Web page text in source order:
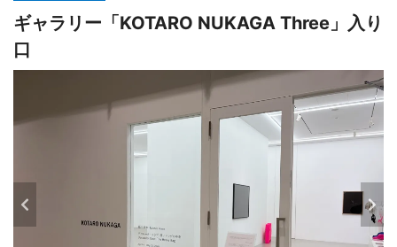
ギャラリー「KOTARO NUKAGA Three」入り
口